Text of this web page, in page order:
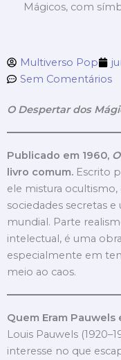
Mágicos, com
Multiverso Pop
Sem Comentários
O Despertar dos
Publicado em 1960,
livro comum. Escrito
ele mistura ocultismo,
sociedades secretas
mundial. Parte
intelectual, é uma
especialmente em
meio ao caos.
Quem Eram Pauwels
Louis Pauwels
interesse no que